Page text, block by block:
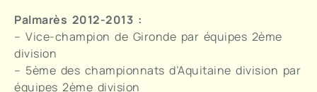
Palmarès 2012-2013 :
– Vice-champion de Gironde par équipes 2ème
division
– 5ème des championnats d’Aquitaine division par
équipes 2ème division